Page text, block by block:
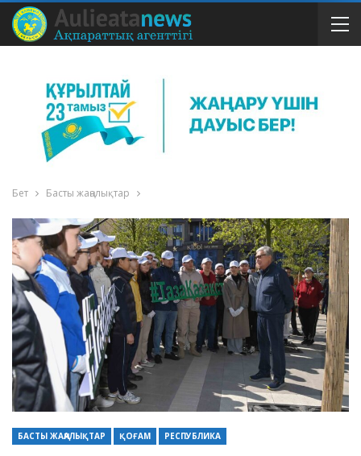
Бет Басты жаңалықтар
БАСТЫ ЖАҢАЛЫҚТАР ҚОҒАМ РЕСПУБЛИКА